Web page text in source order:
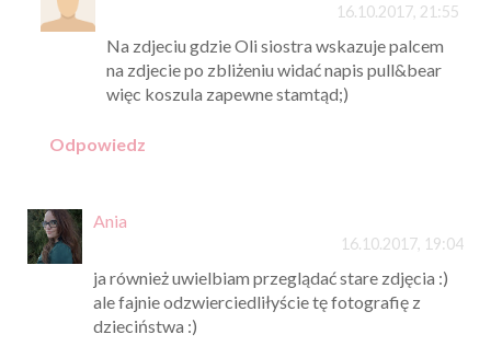
16.10.2017, 21:55
Na zdjeciu gdzie Oli siostra wskazuje palcem
na zdjecie po zbliżeniu widać napis pull&bear
więc koszula zapewne stamtąd;)
Odpowiedz
Ania
16.10.2017, 19:04
ja również uwielbiam przeglądać stare zdjęcia :)
ale fajnie odzwierciedliłyście tę fotografię z
dzieciństwa :)